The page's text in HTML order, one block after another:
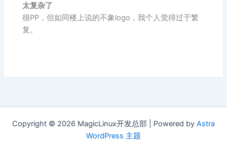
太复杂了
很PP，但如同楼上说的不象logo，我个人觉得过于繁
复。
Copyright © 2026 MagicLinux开发总部 | Powered by Astra
WordPress 主题